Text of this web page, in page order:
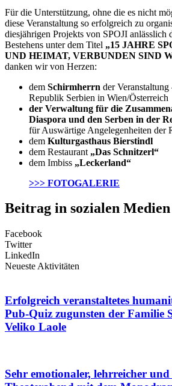
Für die Unterstützung, ohne die es nicht
diese Veranstaltung so erfolgreich zu
diesjährigen Projekts von SPOJI anlässlich
Bestehens unter dem Titel „15 JAHRE
UND HEIMAT, VERBUNDEN SIND
danken wir von Herzen:
dem Schirmherrn der
Republik Serbien in Wien/Österreich
der Verwaltung für die
Diaspora und den Serben in der
für Auswärtige Angelegenheiten der
dem Kulturgasthaus Bierstindl
dem Restaurant „Das Schnitzerl“
dem Imbiss „Leckerland“
>>> FOTOGALERIE
Beitrag in sozialen
Facebook
Twitter
LinkedIn
Neueste Aktivitäten
Erfolgreich veranstaltetes
Pub-Quiz zugunsten der Familie
Veliko Laole
Sehr emotionaler, lehrreicher und